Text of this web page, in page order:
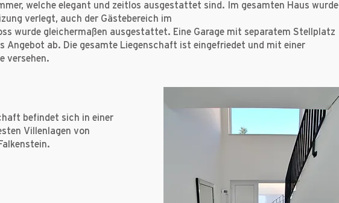
welche elegant und zeitlos ausgestattet sind. Im gesamten Haus wurde
verlegt, auch der Gästebereich im
wurde gleichermaßen ausgestattet. Eine Garage mit separatem Stellplatz
Angebot ab. Die gesamte Liegenschaft ist eingefriedet und mit einer
versehen.
befindet sich in einer
Villenlagen von